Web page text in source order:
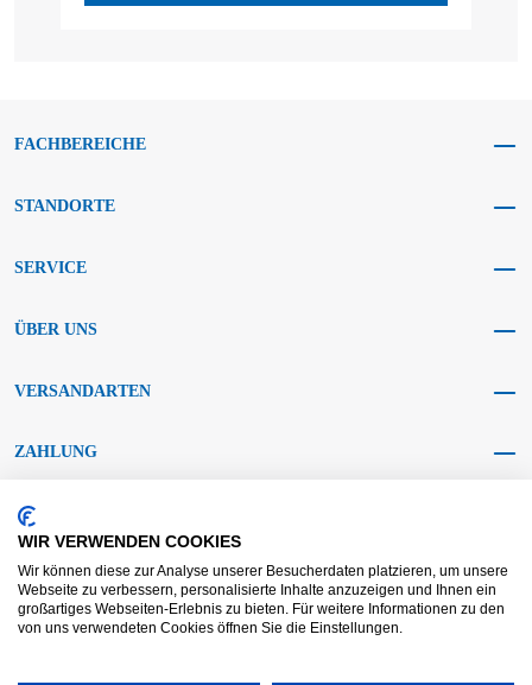
FACHBEREICHE
STANDORTE
SERVICE
ÜBER UNS
VERSANDARTEN
ZAHLUNG
SOCIAL MEDIA
WIR VERWENDEN COOKIES
Wir können diese zur Analyse unserer Besucherdaten platzieren, um unsere
Webseite zu verbessern, personalisierte Inhalte anzuzeigen und Ihnen ein
großartiges Webseiten-Erlebnis zu bieten. Für weitere Informationen zu den
von uns verwendeten Cookies öffnen Sie die Einstellungen.